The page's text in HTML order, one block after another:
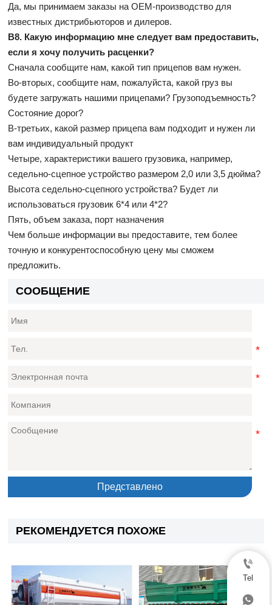
Да, мы принимаем заказы на OEM-производство для
известных дистрибьюторов и дилеров.
В8. Какую информацию мне следует вам предоставить,
если я хочу получить расценки?
Сначала сообщите нам, какой тип прицепов вам нужен.
Во-вторых, сообщите нам, пожалуйста, какой груз вы
будете загружать нашими прицепами? Грузоподъемность?
Состояние дорог?
В-третьих, какой размер прицепа вам подходит и нужен ли
вам индивидуальный продукт
Четыре, характеристики вашего грузовика, например,
седельно-сцепное устройство размером 2,0 или 3,5 дюйма?
Высота седельно-сцепного устройства? Будет ли
использоваться грузовик 6*4 или 4*2?
Пять, объем заказа, порт назначения
Чем больше информации вы предоставите, тем более
точную и конкурентоспособную цену мы сможем
предложить.
СООБЩЕНИЕ
Представлено
РЕКОМЕНДУЕТСЯ ПОХОЖЕ

Tel
